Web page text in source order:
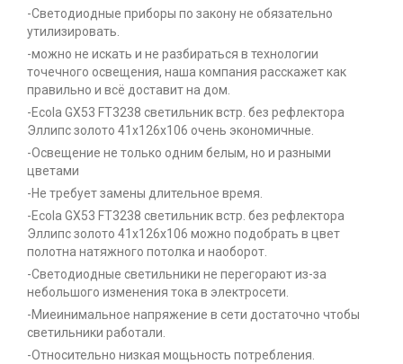
-Светодиодные приборы по закону не обязательно
утилизировать.
-можно не искать и не разбираться в технологии
точечного освещения, наша компания расскажет как
правильно и всё доставит на дом.
-Ecola GX53 FT3238 светильник встр. без рефлектора
Эллипс золото 41x126x106 очень экономичные.
-Освещение не только одним белым, но и разными
цветами
-Не требует замены длительное время.
-Ecola GX53 FT3238 светильник встр. без рефлектора
Эллипс золото 41x126x106 можно подобрать в цвет
полотна натяжного потолка и наоборот.
-Светодиодные светильники не перегорают из-за
небольшого изменения тока в электросети.
-Миеинимальное напряжение в сети достаточно чтобы
светильники работали.
-Относительно низкая мощьность потребления.